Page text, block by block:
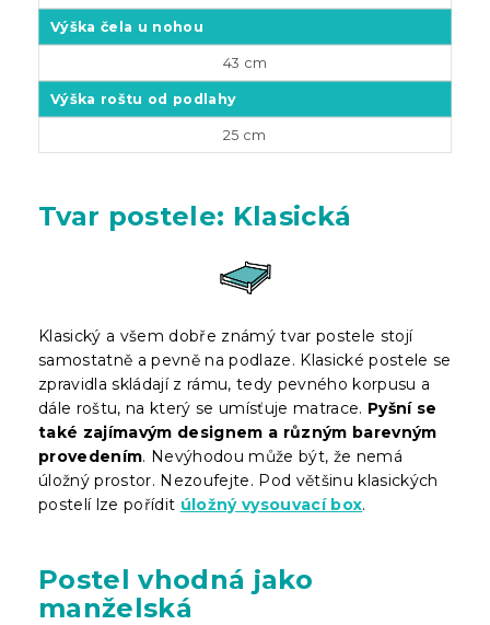
Výška čela u nohou
43 cm
Výška roštu od podlahy
25 cm
Tvar postele: Klasická
Klasický a všem dobře známý tvar postele stojí
samostatně a pevně na podlaze. Klasické postele se
zpravidla skládají z rámu, tedy pevného korpusu a
dále roštu, na který se umísťuje matrace. Pyšní se
také zajímavým designem a různým barevným
provedením. Nevýhodou může být, že nemá
úložný prostor. Nezoufejte. Pod většinu klasických
postelí lze pořídit úložný vysouvací box.
Postel vhodná jako
manželská